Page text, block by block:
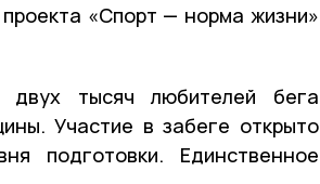
«Спорт — норма жизни»
тысяч любителей бега
Участие в забеге открыто
подготовки. Единственное